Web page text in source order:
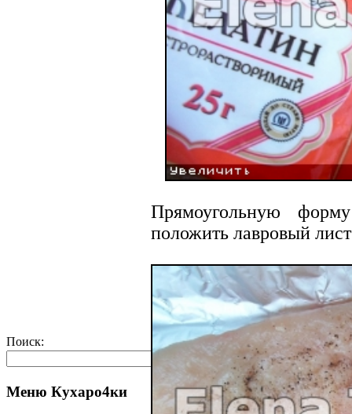
Поиск:
Меню Кухаро4ки
Прямоугольную
положить лавровый